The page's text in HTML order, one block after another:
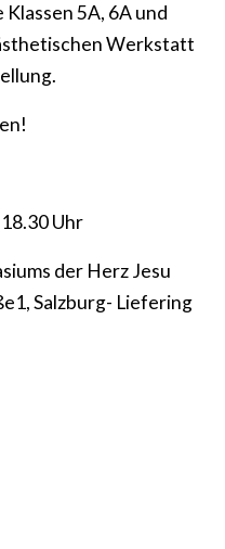
5A, 6A und
Werkstatt
Uhr
der Herz Jesu
Salzburg- Liefering